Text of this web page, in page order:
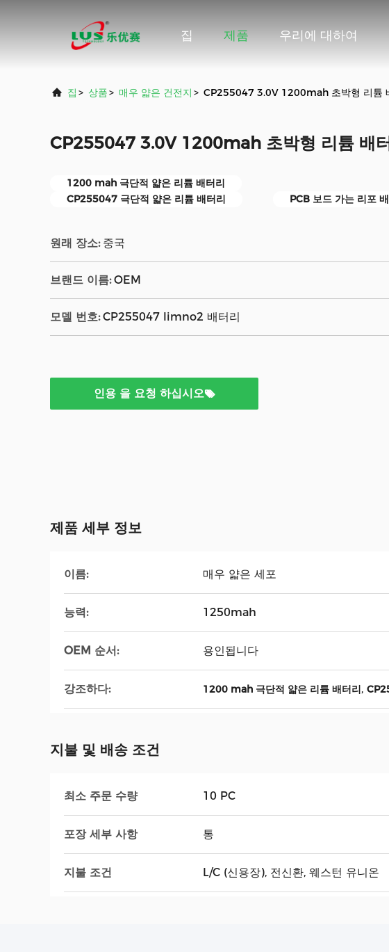
집 제품 우리에 대하여
집 > 상품> 매우 얇은 건전지 > CP255047 3.0V 1200mah 초박형 리튬
CP255047 3.0V 1200mah 초박형 리튬 배
1200 mah 극단적 얇은 리튬 배터리
CP255047 극단적 얇은 리튬 배터리
PCB 보드 가는 리포
원래 장소: 중국
브랜드 이름: OEM
모델 번호: CP255047 limno2 배터리
인용 을 요청 하십시오
제품 세부 정보
이름: 매우 얇은 세포
능력: 1250mah
OEM 순서: 용인됩니다
강조하다: 1200 mah 극단적 얇은 리튬 배터리,
지불 및 배송 조건
최소 주문 수량 10 PC
포장 세부 사항 통
지불 조건 L/C (신용장), 전신환, 웨스턴 유니온